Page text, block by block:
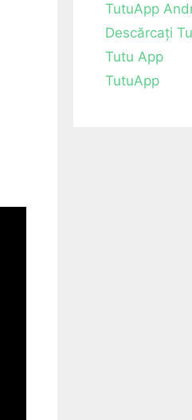
TutuApp
Descărcați
Tutu App
TutuApp